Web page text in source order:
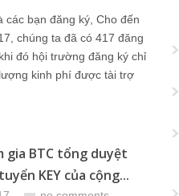
các bạn đăng ký, Cho đến
chúng ta đã có 417 đăng
đó hội trường đăng ký chỉ
kinh phí được tài trợ
gia BTC tổng duyệt
KEY của cộng...